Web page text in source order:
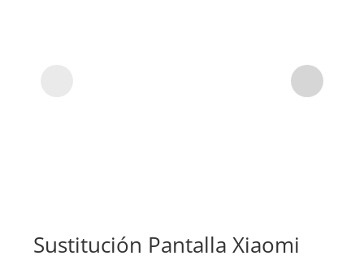
Sustitución Pantalla Xiaomi